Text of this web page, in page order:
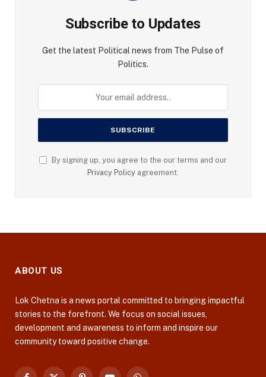
Subscribe to Updates
Get the latest Political news from The Pulse of
Politics.
By signing up, you agree to the our terms and our
Privacy Policy agreement.
ABOUT US
Lok Chetna is a news portal committed to bringing impactful
stories to the forefront. We focus on social issues,
development and awareness to inform and inspire our
community toward positive change.